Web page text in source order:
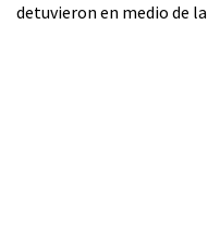
detuvieron en medio de